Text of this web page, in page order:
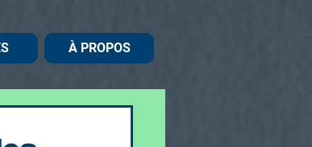
À PROPOS